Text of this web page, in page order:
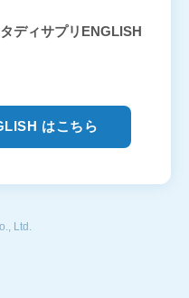
ディサプリENGLISH
はこちら
Ltd.